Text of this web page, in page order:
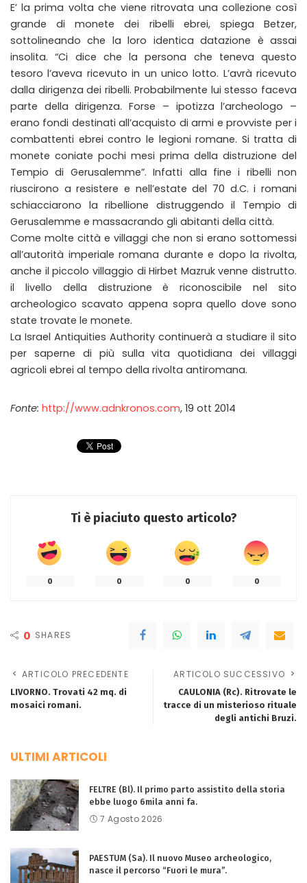
E’ la prima volta che viene ritrovata una collezione così
grande di monete dei ribelli ebrei, spiega Betzer,
sottolineando che la loro identica datazione è assai
insolita. “Ci dice che la persona che teneva questo
tesoro l’aveva ricevuto in un unico lotto. L’avrà ricevuto
dalla dirigenza dei ribelli. Probabilmente lui stesso faceva
parte della dirigenza. Forse – ipotizza l’archeologo –
erano fondi destinati all’acquisto di armi e provviste per i
combattenti ebrei contro le legioni romane. Si tratta di
monete coniate pochi mesi prima della distruzione del
Tempio di Gerusalemme”. Infatti alla fine i ribelli non
riuscirono a resistere e nell’estate del 70 d.C. i romani
schiacciarono la ribellione distruggendo il Tempio di
Gerusalemme e massacrando gli abitanti della città.
Come molte città e villaggi che non si erano sottomessi
all’autorità imperiale romana durante e dopo la rivolta,
anche il piccolo villaggio di Hirbet Mazruk venne distrutto.
il livello della distruzione è riconoscibile nel sito
archeologico scavato appena sopra quello dove sono
state trovate le monete.
La Israel Antiquities Authority continuerà a studiare il sito
per saperne di più sulla vita quotidiana dei villaggi
agricoli ebrei al tempo della rivolta antiromana.
Fonte: http://www.adnkronos.com, 19 ott 2014
Ti è piaciuto questo articolo?
0 0 0 0
0 SHARES
ARTICOLO PRECEDENTE
LIVORNO. Trovati 42 mq. di
mosaici romani.
ARTICOLO SUCCESSIVO
CAULONIA (Rc). Ritrovate le
tracce di un misterioso rituale
degli antichi Bruzi.
ULTIMI ARTICOLI
FELTRE (Bl). Il primo parto assistito della storia
ebbe luogo 6mila anni fa.
7 Agosto 2026
PAESTUM (Sa). Il nuovo Museo archeologico,
nasce il percorso “Fuori le mura”.